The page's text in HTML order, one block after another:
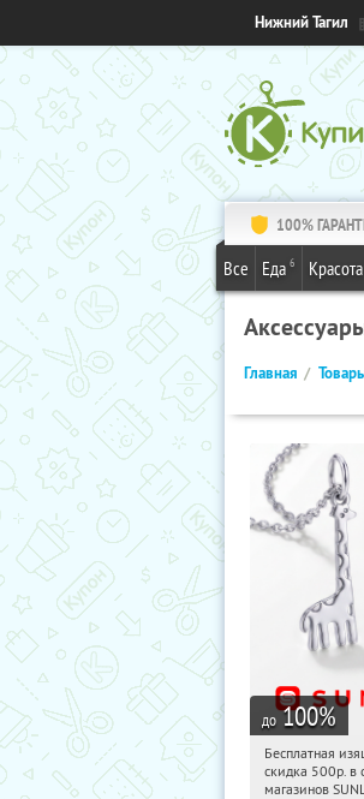
Нижний Тагил
100%
Все Еда 6 Красота
Главная
до 100%
13:36:31
Россия
Бесплатная
скидка 500р. в
магазинов